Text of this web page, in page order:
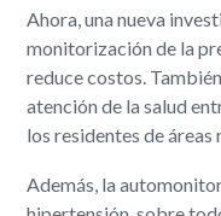
Ahora, una nueva
monitorización de la
reduce costos.
atención de la salud
los residentes de áreas
Además, la